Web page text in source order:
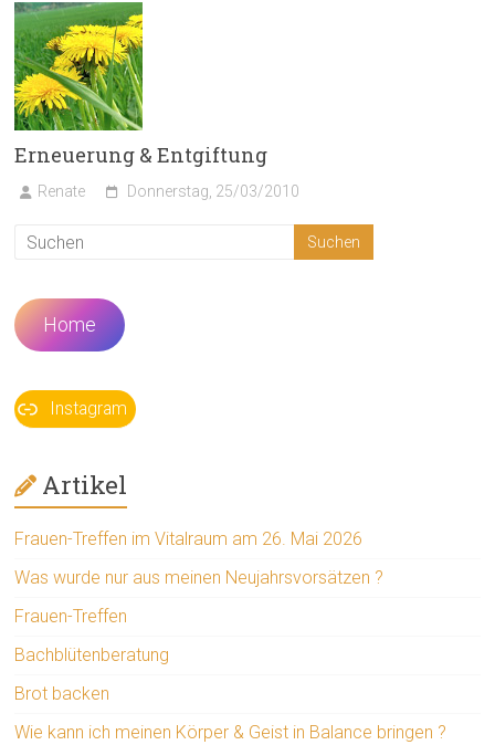
Erneuerung & Entgiftung
Renate Donnerstag, 25/03/2010
Home
Instagram
Artikel
Frauen-Treffen im Vitalraum am 26. Mai 2026
Was wurde nur aus meinen Neujahrsvorsätzen ?
Frauen-Treffen
Bachblütenberatung
Brot backen
Wie kann ich meinen Körper & Geist in Balance bringen ?